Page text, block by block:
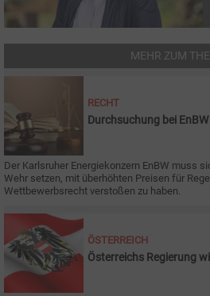
MEHR ZUM
RECHT
Durchsuchung bei
Der Karlsruher Energiekonzern EnBW muss
Wehr setzen, mit überhöhten Preisen für
Wettbewerbsrecht verstoßen zu haben.
ÖSTERREICH
Österreichs Regierung